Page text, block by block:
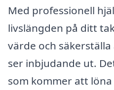
Med professionell
livslängden på ditt
värde och
ser inbjudande ut.
som kommer att